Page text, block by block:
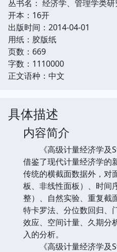
丛书名： 经济学、管理学类
开本：16开
出版时间：2014-04-01
用纸：胶版纸
页数：669
字数：1110000
正文语种：中文
具体描述
内容简介
《高级计量经济学及
借鉴了现代计量经济学的
传统的横截面数据外，对
板、非线性面板）、时间
整）、自然实验、重复截
特卡罗法、分位数回归、
效应、空间计量、久期分
入的分析。
《高级计量经济学及